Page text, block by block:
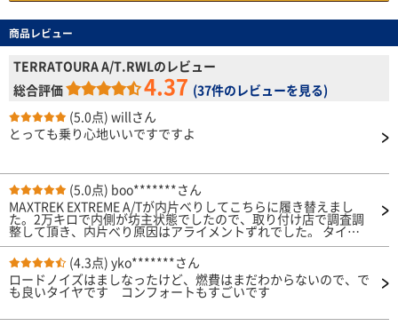
商品レビュー
TERRATOURA A/T.RWLのレビュー
総合評価
4.37 (37件のレビューを見る)
(5.0点) willさん
とっても乗り心地いいですですよ
(5.0点) boo*******さん
MAXTREK EXTREME A/Tが内片べりしてこちらに履き替えまし
た。2万キロで内側が坊主状態でしたので、取り付け店で調査調
整して頂き、内片べり原因はアライメントずれでした。 タイヤ
の性能か分かりませんが、静粛性は格段に上がりました。ハンド
ル切れも良い感じです。3〜4万キロもてば良いと期待していま
す。 MAXTREK EXTREME A/Tに比べ砂利詰まりが少ないです。 も
う少し価格を抑えて頂けると嬉しいです。
(4.3点) yko*******さん
ロードノイズはましなったけど、燃費はまだわからないので、で
も良いタイヤです コンフォートもすごいです